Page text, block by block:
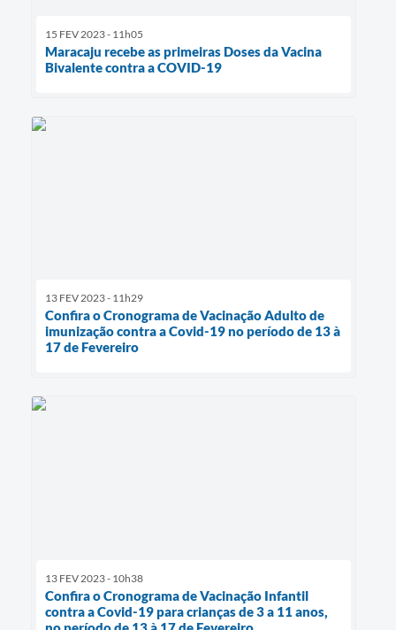
15 FEV 2023 - 11h05
Maracaju recebe as primeiras Doses da Vacina
Bivalente contra a COVID-19
13 FEV 2023 - 11h29
Confira o Cronograma de Vacinação Adulto de
imunização contra a Covid-19 no período de 13 à
17 de Fevereiro
13 FEV 2023 - 10h38
Confira o Cronograma de Vacinação Infantil
contra a Covid-19 para crianças de 3 a 11 anos,